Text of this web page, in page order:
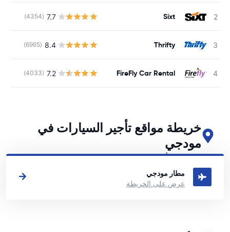
Sixt
7.7
(4354)
Thrifty
8.4
(6965)
FireFly Car Rental
7.2
(4033)
خريطة مواقع تأجير السيارات في
مودجي
اطلع على مواقع تأجير السيارات الرئيسية لدينا في مودجي
مطار مودجي
عرض على الخريطة